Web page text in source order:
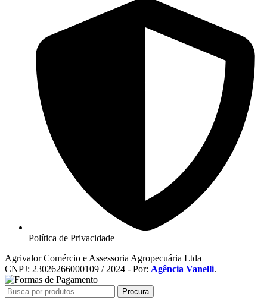
Política de Privacidade
Agrivalor Comércio e Assessoria Agropecuária Ltda
CNPJ: 23026266000109 / 2024 - Por: Agência Vanelli.
Procura